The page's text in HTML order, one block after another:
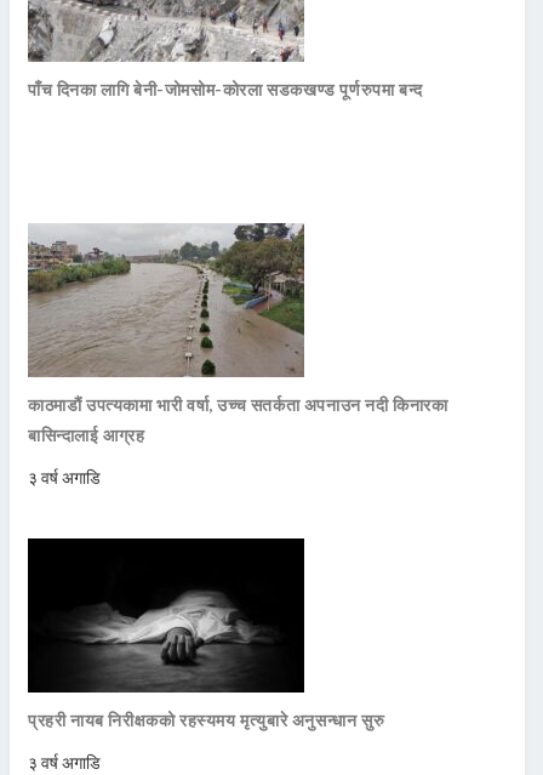
पाँच दिनका लागि बेनी-जोमसोम-कोरला सडकखण्ड पूर्णरुपमा बन्द
काठमाडौं उपत्यकामा भारी वर्षा, उच्च सतर्कता अपनाउन नदी किनारका
बासिन्दालाई आग्रह
३ वर्ष अगाडि
प्रहरी नायब निरीक्षकको रहस्यमय मृत्युबारे अनुसन्धान सुरु
३ वर्ष अगाडि